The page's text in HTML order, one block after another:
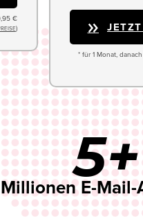
€
)
* für 1 Monat,
5+
Millionen E-Mail-